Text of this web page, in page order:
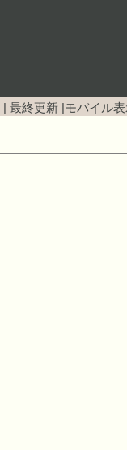
最終更新 モバイル